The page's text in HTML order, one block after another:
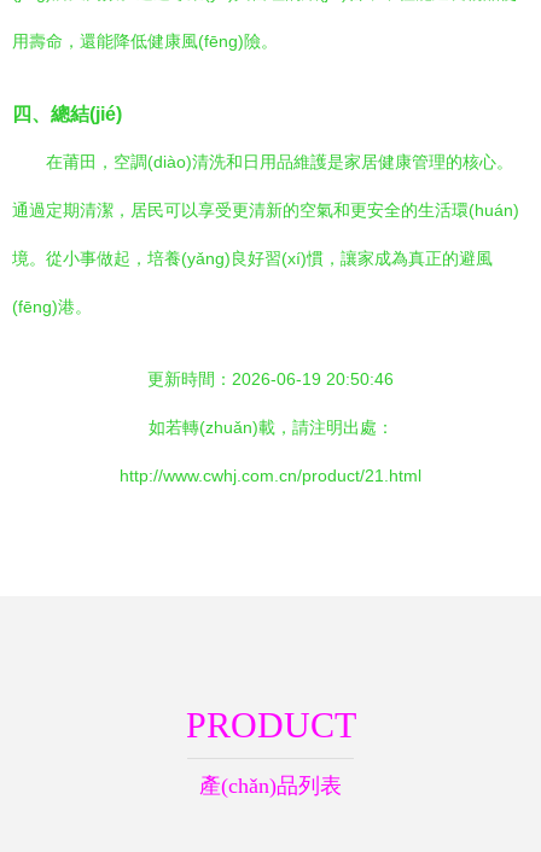
用壽命，還能降低健康風(fēng)險。
四、總結(jié)
在莆田，空調(diào)清洗和日用品維護是家居健康管理的核心。
通過定期清潔，居民可以享受更清新的空氣和更安全的生活環(huán)
境。從小事做起，培養(yǎng)良好習(xí)慣，讓家成為真正的避風
(fēng)港。
更新時間：2026-06-19 20:50:46
如若轉(zhuǎn)載，請注明出處：
http://www.cwhj.com.cn/product/21.html
PRODUCT
產(chǎn)品列表